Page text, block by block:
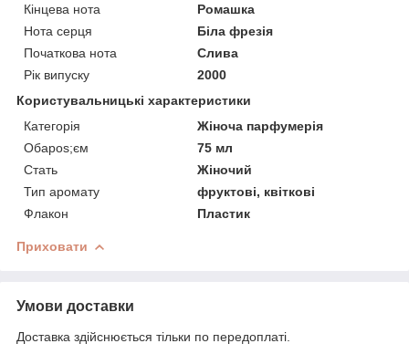
Кінцева нота
Ромашка
Нота серця
Біла фрезія
Початкова нота
Слива
Рік випуску
2000
Користувальницькі характеристики
Категорія
Жіноча парфумерія
Обapos;єм
75 мл
Стать
Жіночий
Тип аромату
фруктові, квіткові
Флакон
Пластик
Приховати
Умови доставки
Доставка здійснюється тільки по передоплаті.